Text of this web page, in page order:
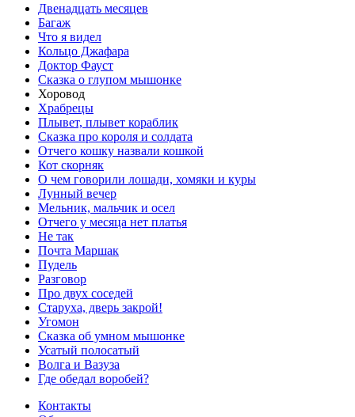
Двенадцать месяцев
Багаж
Что я видел
Кольцо Джафара
Доктор Фауст
Сказка о глупом мышонке
Хоровод
Храбрецы
Плывет, плывет кораблик
Сказка про короля и солдата
Отчего кошку назвали кошкой
Кот скорняк
О чем говорили лошади, хомяки и куры
Лунный вечер
Мельник, мальчик и осел
Отчего у месяца нет платья
Не так
Почта Маршак
Пудель
Разговор
Про двух соседей
Старуха, дверь закрой!
Угомон
Сказка об умном мышонке
Усатый полосатый
Волга и Вазуза
Где обедал воробей?
Контакты